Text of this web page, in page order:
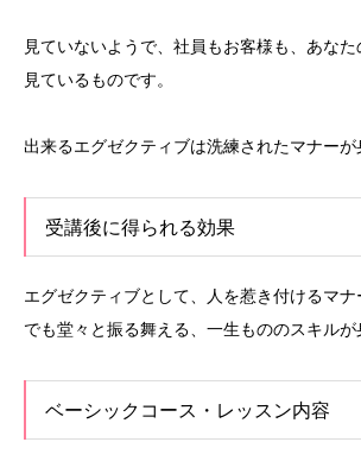
見ていないようで、社員もお客様も、あなた
見ているものです。
出来るエグゼクティブは洗練されたマナーが
受講後に得られる効果
エグゼクティブとして、人を惹き付けるマ
でも堂々と振る舞える、一生もののスキルが
ベーシックコース・レッスン内容